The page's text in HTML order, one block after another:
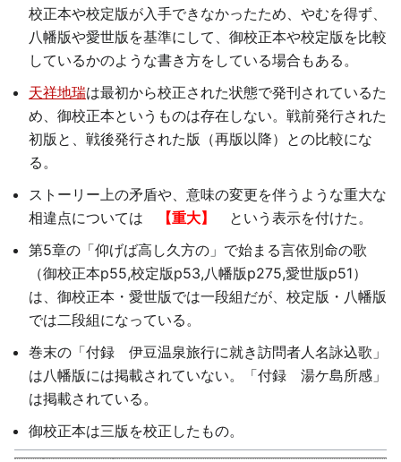
校正本や校定版が入手できなかったため、やむを得ず、
八幡版や愛世版を基準にして、御校正本や校定版を比較
しているかのような書き方をしている場合もある。
天祥地瑞は最初から校正された状態で発刊されているた
め、御校正本というものは存在しない。戦前発行された
初版と、戦後発行された版（再版以降）との比較にな
る。
ストーリー上の矛盾や、意味の変更を伴うような重大な
相違点については
【重大】
という表示を付けた。
第5章の「仰げば高し久方の」で始まる言依別命の歌
（御校正本p55,校定版p53,八幡版p275,愛世版p51）
は、御校正本・愛世版では一段組だが、校定版・八幡版
では二段組になっている。
巻末の「付録 伊豆温泉旅行に就き訪問者人名詠込歌」
は八幡版には掲載されていない。「付録 湯ケ島所感」
は掲載されている。
御校正本は三版を校正したもの。